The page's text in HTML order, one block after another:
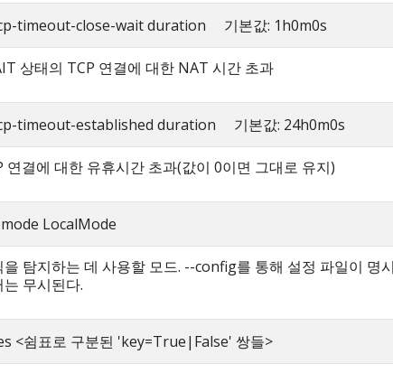
timeout-close-wait duration 기본값: 1h0m0s
상태의 TCP 연결에 대한 NAT 시간 초과
timeout-established duration 기본값: 24h0m0s
연결에 대한 유휴시간 초과(값이 0이면 그대로 유지)
LocalMode
을 탐지하는 데 사용할 모드. --config를 통해 설정 파일이 명
무시된다.
<쉼표로 구분된 'key=True|False' 쌍들>